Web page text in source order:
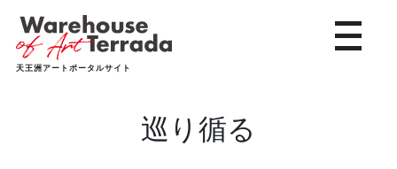
天王洲アートポータルサイト
toggle
巡り循る